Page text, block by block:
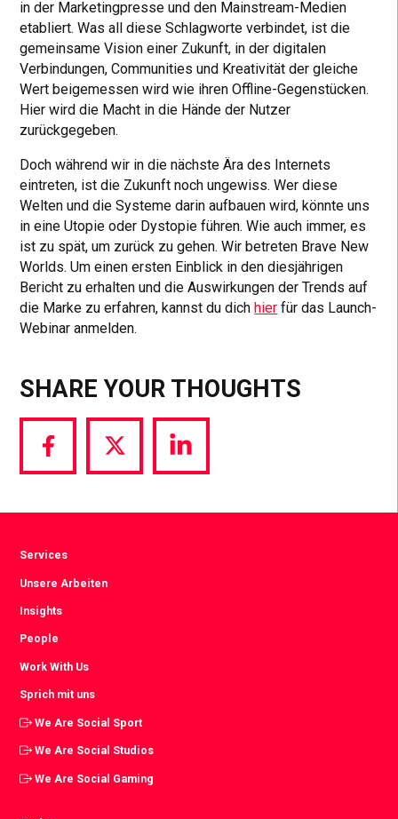
in der Marketingpresse und den Mainstream-Medien
etabliert. Was all diese Schlagworte verbindet, ist die
gemeinsame Vision einer Zukunft, in der digitalen
Verbindungen, Communities und Kreativität der gleiche
Wert beigemessen wird wie ihren Offline-Gegenstücken.
Hier wird die Macht in die Hände der Nutzer
zurückgegeben.
Doch während wir in die nächste Ära des Internets
eintreten, ist die Zukunft noch ungewiss. Wer diese
Welten und die Systeme darin aufbauen wird, könnte uns
in eine Utopie oder Dystopie führen. Wie auch immer, es
ist zu spät, um zurück zu gehen. Wir betreten Brave New
Worlds. Um einen ersten Einblick in den diesjährigen
Bericht zu erhalten und die Auswirkungen der Trends auf
die Marke zu erfahren, kannst du dichhier für das Launch-
Webinar anmelden.
SHARE YOUR THOUGHTS
Share
via
Share
via
Share
via
Services
Unsere Arbeiten
Insights
People
Work With Us
Sprich mit uns
We Are Social Sport
We Are Social Studios
We Are Social Gaming